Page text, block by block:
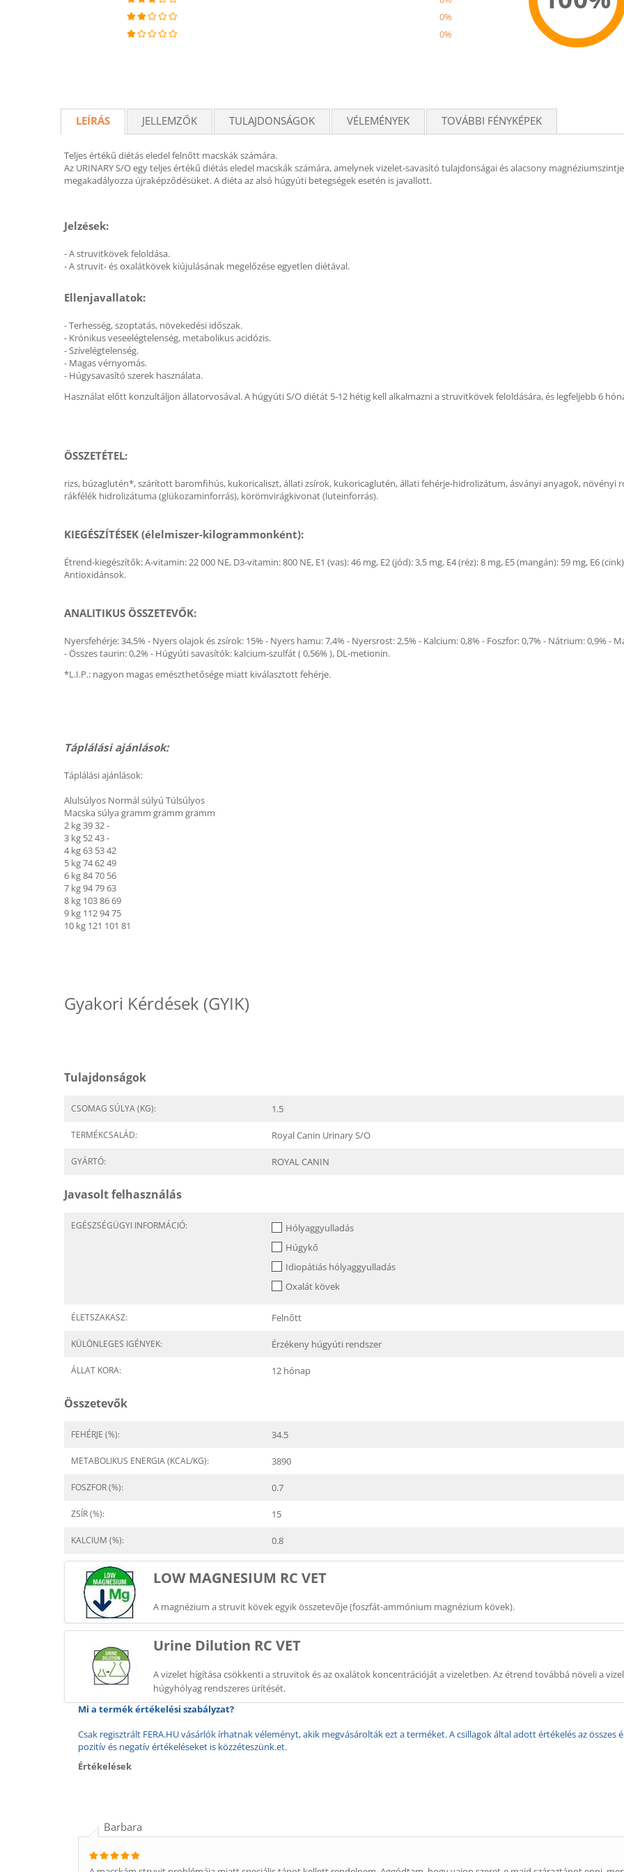
0%
0%
LEÍRÁS JELLEMZŐK TULAJDONSÁGOK VÉLEMÉNYEK TOVÁBBI FÉNYKÉPEK
Teljes értékű diétás eledel felnőtt macskák számára.
Az URINARY S/O egy teljes értékű diétás eledel macskák számára, amelynek vizelet-savasító tulajdonságai és alacsony
megakadályozza újraképződésüket. A diéta az alsó húgyúti betegségek esetén is javallott.
Jelzések:
- A struvitkövek feloldása.
- A struvit- és oxalátkövek kiújulásának megelőzése egyetlen diétával.
Ellenjavallatok:
- Terhesség, szoptatás, növekedési időszak.
- Krónikus veseelégtelenség, metabolikus acidózis.
- Szívelégtelenség.
- Magas vérnyomás.
- Húgysavasító szerek használata.
Használat előtt konzultáljon állatorvosával. A húgyúti S/O diétát 5-12 hétig kell alkalmazni a struvitkövek feloldására, és legfeljebb 6
ÖSSZETÉTEL:
rizs, búzaglutén*, szárított baromfihús, kukoricaliszt, állati zsírok, kukoricaglutén, állati fehérje-hidrolizátum, ásványi anyagok, növényi
rákfélék hidrolizátuma (glükozaminforrás), körömvirágkivonat (luteinforrás).
KIEGÉSZÍTÉSEK (élelmiszer-kilogrammonként):
Étrend-kiegészítők: A-vitamin: 22 000 NE, D3-vitamin: 800 NE, E1 (vas): 46 mg, E2 (jód): 3,5 mg, E4 (réz): 8 mg, E5 (mangán): 59 mg, E6
Antioxidánsok.
ANALITIKUS ÖSSZETEVŐK:
Nyersfehérje: 34,5% - Nyers olajok és zsírok: 15% - Nyers hamu: 7,4% - Nyersrost: 2,5% - Kalcium: 0,8% - Foszfor: 0,7% - Nátrium: 0,9% -
- Összes taurin: 0,2% - Húgyúti savasítók: kalcium-szulfát ( 0,56% ), DL-metionin.
*L.I.P.: nagyon magas emészthetősége miatt kiválasztott fehérje.
Táplálási ajánlások:
Táplálási ajánlások:
Alulsúlyos Normál súlyú Túlsúlyos
Macska súlya gramm gramm gramm
2 kg 39 32 -
3 kg 52 43 -
4 kg 63 53 42
5 kg 74 62 49
6 kg 84 70 56
7 kg 94 79 63
8 kg 103 86 69
9 kg 112 94 75
10 kg 121 101 81
Gyakori Kérdések (GYIK)
Tulajdonságok
CSOMAG SÚLYA (KG): 1.5
TERMÉKCSALÁD: Royal Canin Urinary S/O
GYÁRTÓ: ROYAL CANIN
Javasolt felhasználás
EGÉSZSÉGÜGYI INFORMÁCIÓ:
Hólyaggyulladás
Húgykő
Idiopátiás hólyaggyulladás
Oxalát kövek
ÉLETSZAKASZ: Felnőtt
KÜLÖNLEGES IGÉNYEK: Érzékeny húgyúti rendszer
ÁLLAT KORA: 12 hónap
Összetevők
FEHÉRJE (%): 34.5
METABOLIKUS ENERGIA (KCAL/KG): 3890
FOSZFOR (%): 0.7
ZSÍR (%): 15
KALCIUM (%): 0.8
LOW MAGNESIUM RC VET
A magnézium a struvit kövek egyik összetevője (foszfát-ammónium magnézium kövek).
Urine Dilution RC VET
A vizelet hígítása csökkenti a struvitok és az oxalátok koncentrációját a vizeletben. Az étrend továbbá növeli a
húgyhólyag rendszeres ürítését.
Mi a termék értékelési szabályzat?
Csak regisztrált FERA.HU vásárlók írhatnak véleményt, akik megvásárolták ezt a terméket. A csillagok által adott értékelés az összes
pozitív és negatív értékeléseket is közzéteszünk.et.
Értékelések
Barbara